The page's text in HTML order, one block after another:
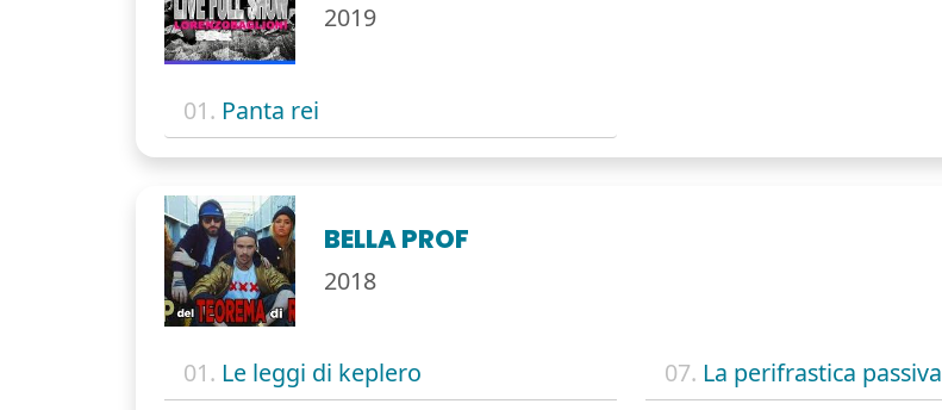
2019
01. Panta rei
BELLA PROF
2018
01. Le leggi di keplero
07. La perifrastica passiva